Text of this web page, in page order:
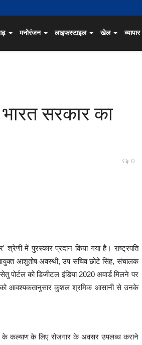
मनोरंजन लाइफस्टाइल खेल व्यापार
सरकार का
0
में पुरस्कार प्रदान किया गया है। राष्ट्रपति
आयुक्त आशुतोष अवस्थी, उप सचिव छोटे सिंह, संचालक
पोर्टल को डिजीटल इंडिया 2020 अवार्ड मिलने पर
को आवश्यकतानुसार कुशल श्रमिक आसानी से उनके
के कल्याण के लिए रोजगार के अवसर उपलब्ध कराने